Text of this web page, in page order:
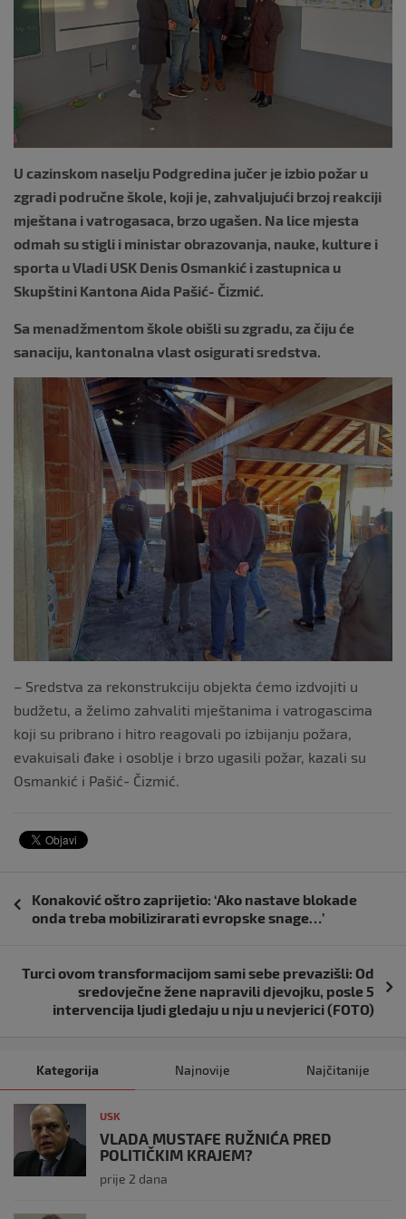
U cazinskom naselju Podgredina jučer je izbio požar u
zgradi područne škole, koji je, zahvaljujući brzoj reakciji
mještana i vatrogasaca, brzo ugašen. Na lice mjesta
odmah su stigli i ministar obrazovanja, nauke, kulture i
sporta u Vladi USK Denis Osmankić i zastupnica u
Skupštini Kantona Aida Pašić- Čizmić.
Sa menadžmentom škole obišli su zgradu, za čiju će
sanaciju, kantonalna vlast osigurati sredstva.
– Sredstva za rekonstrukciju objekta ćemo izdvojiti u
budžetu, a želimo zahvaliti mještanima i vatrogascima
koji su pribrano i hitro reagovali po izbijanju požara,
evakuisali đake i osoblje i brzo ugasili požar, kazali su
Osmankić i Pašić- Čizmić.
objava
Konaković oštro zaprijetio: ‘Ako nastave blokade
onda treba mobilizirarati evropske snage…’
Turci ovom transformacijom sami sebe prevazišli: Od
sredovječne žene napravili djevojku, posle 5
intervencija ljudi gledaju u nju u nevjerici (FOTO)
Kategorija Najnovije Najčitanije
USK
VLADA MUSTAFE RUŽNIĆA PRED
POLITIČKIM KRAJEM?
prije 2 dana